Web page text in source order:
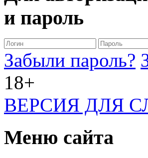
и пароль
Забыли пароль?
18+
ВЕРСИЯ ДЛЯ
Меню сайта